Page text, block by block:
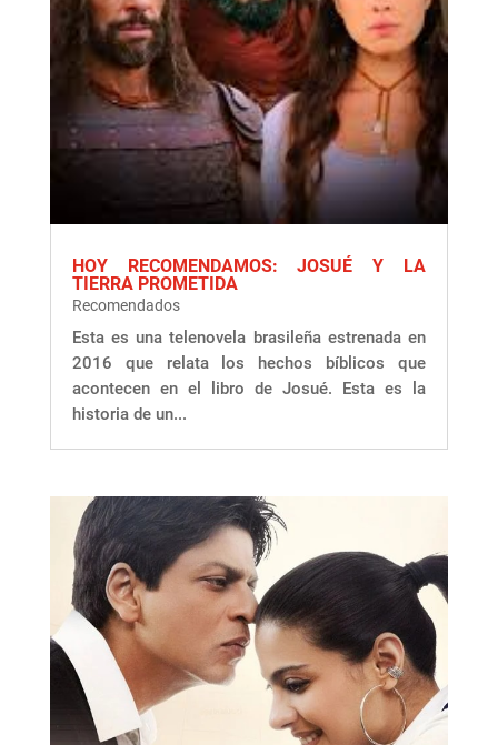
HOY RECOMENDAMOS: JOSUÉ Y LA
TIERRA PROMETIDA
Recomendados
Esta es una telenovela brasileña estrenada en
2016 que relata los hechos bíblicos que
acontecen en el libro de Josué. Esta es la
historia de un...